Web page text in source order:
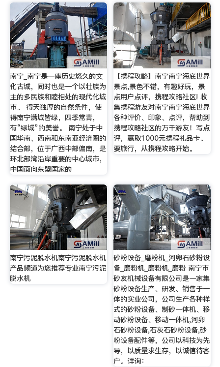
南宁_南宁是一座历史悠久的文
化古城，同时也是一个以壮族为
主的多民族和睦相处的现代化城
市。 得天独厚的自然条件，使
得南宁满城皆绿，四季常青，
有“绿城”的美誉。 南宁处于中
国华南、西南和东南亚经济圈的
结合部，位于广西中部偏南，是
环北部湾沿岸重要的中心城市，
中国面向东盟国家的
【携程攻略】南宁南宁海底世界
景点,景色不错，有趣好玩，景
点用户点评，携程攻略社区! 收
集携程游友对南宁南宁海底世界
各种评价、印象、点评，帮助到
携程攻略社区的万千游友！写点
评，赢取1000元携程礼品卡。
要旅行，从携程攻略开始。
南宁污泥脱水机南宁污泥脱水机
产品频道为您推荐专业南宁污泥
脱水机
砂粉设备_磨粉机_河卵石砂粉设
备_磨粉机_磨粉机_磨粉 南宁市
砂友机械设备有限公司是一家集
砂粉设备生产、研发、销售于一
体的实业公司，公司生产各种样
式的砂粉设备、制砂一体机、移
动砂粉设备、移动一体机,河卵
石砂粉设备,石灰石砂粉设备,砂
粉设备配件等，公司以科技为先
导，以质量求生存，以诚信待客
户。详询：